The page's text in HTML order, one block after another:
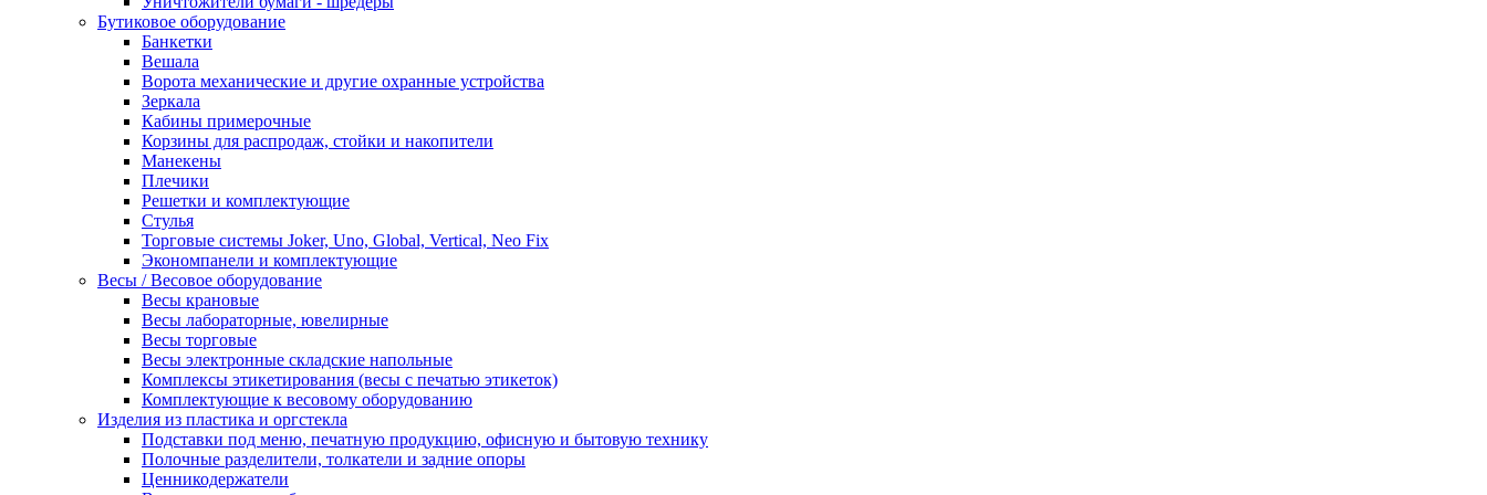
Бутиковое оборудование
Банкетки
Вешала
Ворота механические и другие охранные устройства
Зеркала
Кабины примерочные
Корзины для распродаж, стойки и накопители
Манекены
Плечики
Решетки и комплектующие
Стулья
Торговые системы Joker, Uno, Global, Vertical, Neo Fix
Экономпанели и комплектующие
Весы / Весовое оборудование
Весы крановые
Весы лабораторные, ювелирные
Весы торговые
Весы электронные складские напольные
Комплексы этикетирования (весы с печатью этикеток)
Комплектующие к весовому оборудованию
Изделия из пластика и оргстекла
Подставки под меню, печатную продукцию, офисную и бытовую технику
Полочные разделители, толкатели и задние опоры
Ценникодержатели